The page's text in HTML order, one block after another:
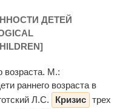
ДЕТЕЙ
возраста. М.:
раннего возраста в
Л.С.
Кризис трех